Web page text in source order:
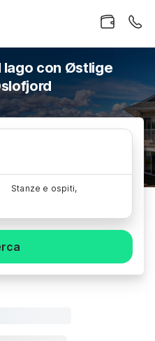
lago con Østlige
Stanze e ospiti,